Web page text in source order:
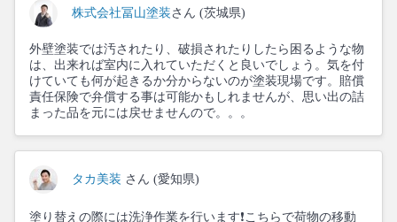
株式会社冨山塗装 さん (茨城県)
外壁塗装では汚されたり、破損されたりしたら困るような物
は、出来れば室内に入れていただくと良いでしょう。気を付
けていても何が起きるか分からないのが塗装現場です。賠償
責任保険で弁償する事は可能かもしれませんが、思い出の詰
まった品を元には戻せませんので。。。
タカ美装 さん (愛知県)
塗り替えの際には洗浄作業を行います❗こちらで荷物の移動